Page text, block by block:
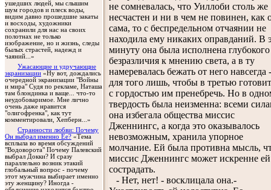
ушедших людей, мы слышим
шум городов и плеск воды,
видим давно прошедшие закаты
и восходы, художники
сохранили для нас на своих
полотнах не только
изображение, но и жизнь, следы
былых страстей, надежд и
чаяний...»
Ужасающие и удручающие
экранизации «Ну вот, дождались
очередной экранизации "Войны
и мира" Судя по рекламе, Наташа
там блондинка и ваще... что-то
неудобоваримое. Мне лично
очень даже нравится
"олигофренка", как тут
комментировали, Хепберн...»
Странности любви: Почему
Он выбрал именно Ее? «Тема
всплыла во время обсуждений
"Водоворота" Почему Палевский
выбрал Докки? И сразу
параллельно возник этакий
глобальный вопрос - почему
этот мужчина выбирает именно
эту женщину? Иногда -
не сомневалась, что Уиллоби столь же
несчастен и ни в чем не повинен, как
сама, то с беспредельном отчаянии не
находила ему никаких оправданий. В
минуту она была исполнена глубокого
безразличия к мнению света, а в ту
намеревалась бежать от него навсегда -
для того лишь, чтобы в третью
с гордостью им пренебречь. Но в
твердость была неизменна: всеми
она избегала общества миссис
Дженнингс, а когда это оказывалось
невозможным, хранила упорное
молчание. Ей была противна мысль,
миссис Дженнингс может искренне ей
сострадать.
- Нет, нет! - восклицала она.-